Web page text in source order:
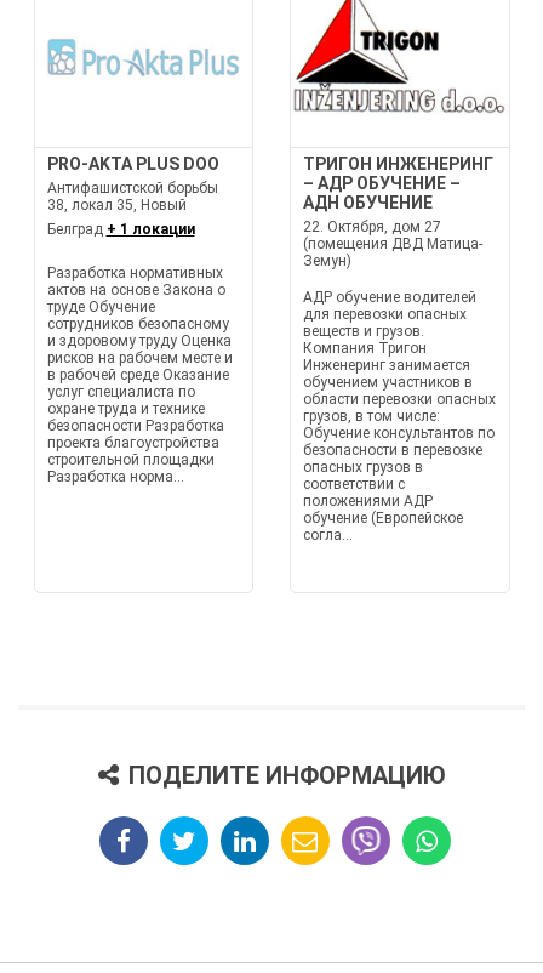
PRO-AKTA PLUS DOO
Антифашистской борьбы
38, локал 35, Новый
Белград + 1 локации
Разработка нормативных
актов на основе Закона о
труде Обучение
сотрудников безопасному
и здоровому труду Оценка
рисков на рабочем месте и
в рабочей среде Оказание
услуг специалиста по
охране труда и технике
безопасности Разработка
проекта благоустройства
строительной площадки
Разработка норма...
ТРИГОН ИНЖЕНЕРИНГ
– АДР ОБУЧЕНИЕ –
АДН ОБУЧЕНИЕ
22. Октября, дом 27
(помещения ДВД Матица-
Земун)
АДР обучение водителей
для перевозки опасных
веществ и грузов.
Компания Тригон
Инженеринг занимается
обучением участников в
области перевозки опасных
грузов, в том числе:
Обучение консультантов по
безопасности в перевозке
опасных грузов в
соответствии с
положениями АДР
обучение (Европейское
согла...
ПОДЕЛИТЕ ИНФОРМАЦИЮ